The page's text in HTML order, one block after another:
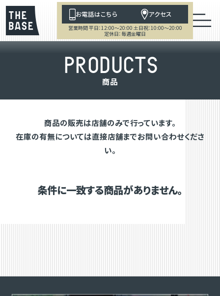
お電話はこちら アクセス
営業時間 平日：12:00～20:00 土日祝：10:00～20:00
定休日：毎週金曜日
PRODUCTS
商品
商品の販売は店舗のみで行っています。
在庫の有無については直接店舗までお問い合わせくださ
い。
条件に一致する商品がありません。